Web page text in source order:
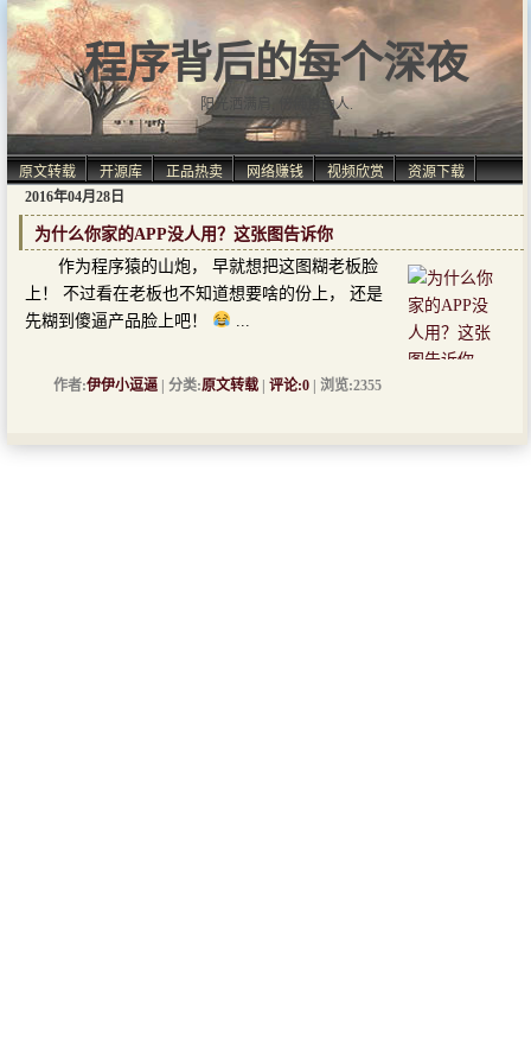
程序背后的每个深夜
阳光洒满肩, 仿佛自由人.
原文转载 开源库 正品热卖 网络赚钱 视频欣赏
资源下载
2016年04月28日
为什么你家的APP没人用？这张图告诉你
作为程序猿的山炮， 早就想把这图糊老板脸
上！ 不过看在老板也不知道想要啥的份上， 还是
先糊到傻逼产品脸上吧！
...
作者:伊伊小逗逼 | 分类:原文转载 评论:0 | 浏览:2355